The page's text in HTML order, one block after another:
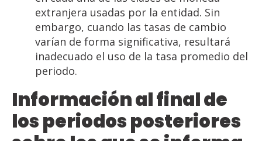
extranjera usadas por la entidad. Sin
embargo, cuando las tasas de cambio
varían de forma significativa, resultará
inadecuado el uso de la tasa promedio del
periodo.
Informaciónal final de
losperiodosposteriores